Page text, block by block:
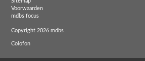
Voorwaarden
mdbs focus
Copyright 2026 mdbs
Colofon